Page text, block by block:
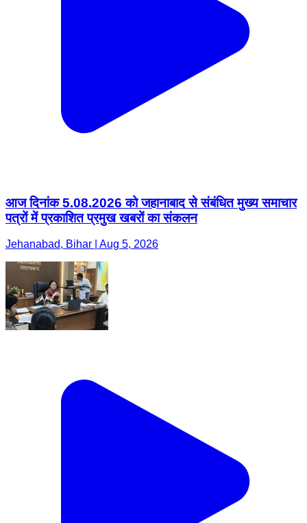
आज दिनांक 5.08.2026 को जहानाबाद से संबंधित मुख्य समाचार
पत्रों में प्रकाशित प्रमुख खबरों का संकलन
Jehanabad, Bihar | Aug 5, 2026